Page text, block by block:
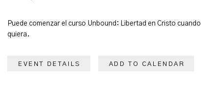
Puede comenzar el curso Unbound: Libertad en Cristo cuando
quiera.
EVENT DETAILS ADD TO CALENDAR